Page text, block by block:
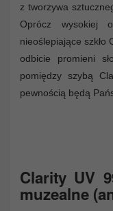
z tworzywa
Oprócz wysokiej
nieoślepiające szkło
odbicie promieni
pomiędzy szybą
pewnością będą
Clarity UV
muzealne